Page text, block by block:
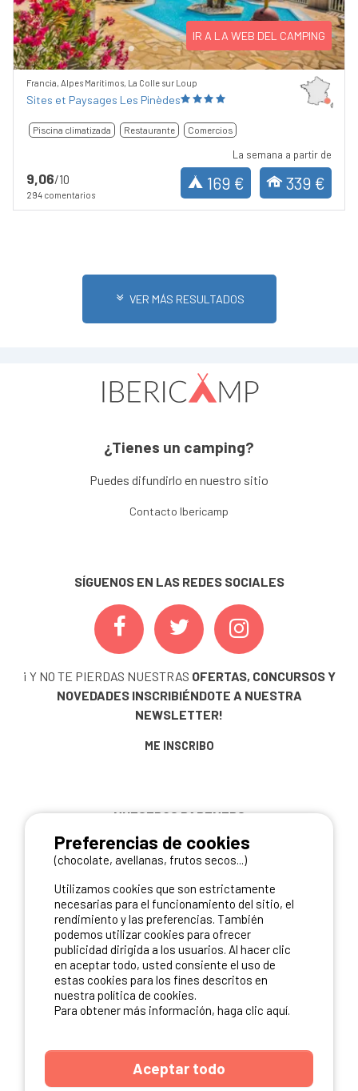
IR A LA WEB DEL CAMPING
Francia, Alpes Marítimos, La Colle sur Loup
Sites et Paysages Les Pinèdes
Piscina climatizada Restaurante Comercios
9,06/10
294 comentarios
La semana a partir de
169 € 339 €
VER MÁS RESULTADOS
¿Tienes un camping?
Puedes difundirlo en nuestro sitio
Contacto Ibericamp
SÍGUENOS EN LAS REDES SOCIALES
¡ Y NO TE PIERDAS NUESTRAS OFERTAS, CONCURSOS Y
NOVEDADES INSCRIBIÉNDOTE A NUESTRA
NEWSLETTER!
ME INSCRIBO
NUESTROS PARTNERS
Preferencias de cookies
(chocolate, avellanas, frutos secos...)
Utilizamos cookies que son estrictamente
necesarias para el funcionamiento del sitio, el
rendimiento y las preferencias. También
podemos utilizar cookies para ofrecer
publicidad dirigida a los usuarios. Al hacer clic
en aceptar todo, usted consiente el uso de
estas cookies para los fines descritos en
nuestra política de cookies.
Para obtener más información, haga clic aquí.
Aceptar todo